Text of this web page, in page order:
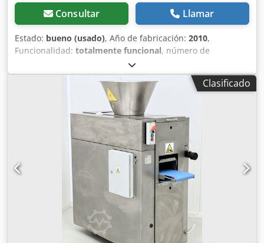
Consultar Llamar
Estado: bueno (usado), Año de fabricación: 2010,
Funcionalidad: totalmente funcional, número de
, fusible eléctrico:
de entrada:400 V, potencia:1,1 kW (1,50 CV), Imperator II
– Cámara multicámara GB 100-600 g / 400-2.900 g Ajuste
continuo de 150-2.900 g (según la consistencia de la masa)
Cinta de la máquina, ancho de la cinta: 280 mm Altura de
descarga: 810 mm Gracias al resorte hidráulico y a la
cámara multicámara, el IMPERATOR CT II ofrece la
combinación óptima de protección de la masa y precisión
en el peso. Los componentes extraíbles, como la cinta de
descarga, el pistón dosificador y el espolvoreador de
harina, facilitan la limpieza. Hemos utilizado la máquina
para hacer panes de 500 gramos y 1.000 gramos (peso en
seco). Djdpozibdysfx Airsck La máquina puede probarse en
las instalaciones. Venta desde la ubicación, EXW: DE 75015
Bretten (cerca de Karlsruhe).
Clasificado